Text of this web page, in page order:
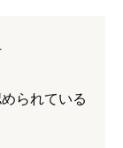
られている